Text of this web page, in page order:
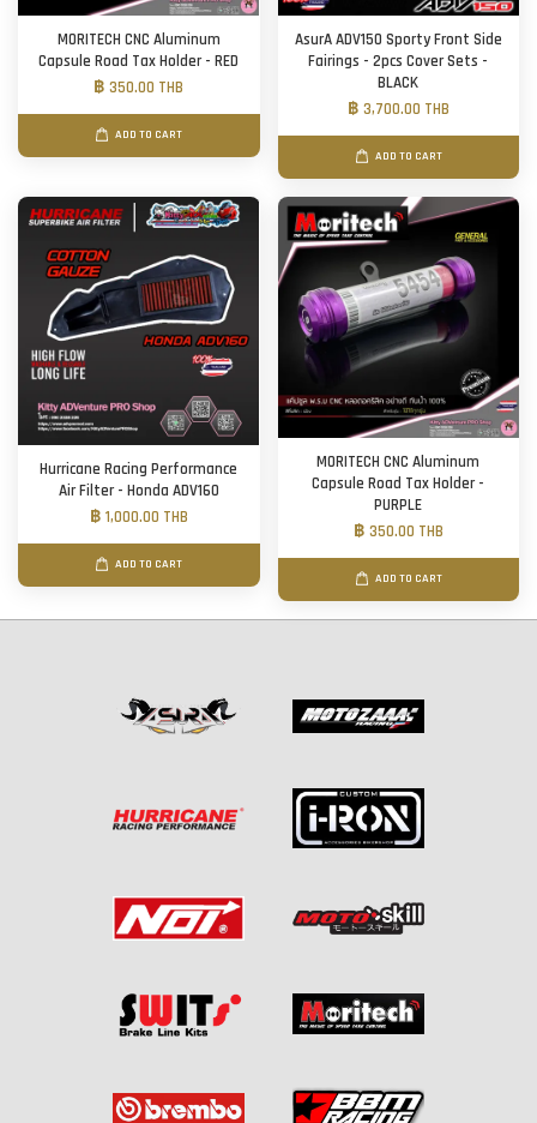
MORITECH CNC Aluminum
Capsule Road Tax Holder - RED
฿ 350.00 THB
ADD TO CART
AsurA ADV150 Sporty Front Side
Fairings - 2pcs Cover Sets -
BLACK
฿ 3,700.00 THB
ADD TO CART
Hurricane Racing Performance
Air Filter - Honda ADV160
฿ 1,000.00 THB
ADD TO CART
MORITECH CNC Aluminum
Capsule Road Tax Holder -
PURPLE
฿ 350.00 THB
ADD TO CART